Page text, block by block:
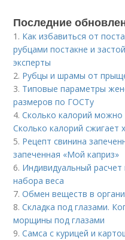
Последние
1. Как избавиться от
рубцами постакне и
эксперты
2. Рубцы и шрамы от
3. Типовые параметры
размеров по ГОСТу
4.Сколько калорий
Сколько калорий сжигает
5. Рецепт свинина
запеченная «Мой каприз»
6. Индивидуальный расчет
набора веса
7.Обмен веществ в
8.Складка под глазами.
морщины под глазами
9.Самса с курицей и